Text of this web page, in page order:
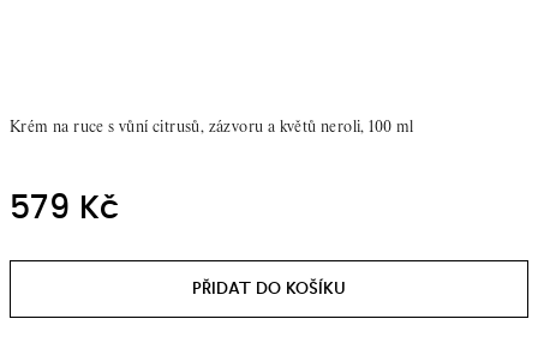
Krém na ruces vůní citrusů, zázvoru a květů neroli, 100 ml
579 Kč